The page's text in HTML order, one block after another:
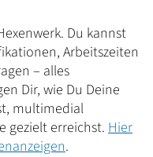
Du kannst
Arbeitszeiten
– alles
Dir, wie Du Deine
multimedial
gezielt erreichst. Hier
.